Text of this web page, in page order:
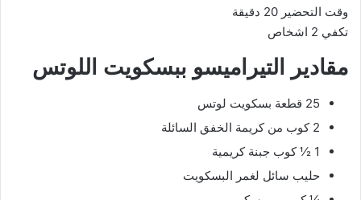
وقت التحضير 20 دقيقة
تكفي 2 اشخاص
مقادير التيراميسو ببسكويت اللوتس
25 قطعة بسكويت لوتس
2 كوب من كريمة الخفق السائلة
1 ½ كوب جبنة كريمية
حليب سائل لغمر البسكويت